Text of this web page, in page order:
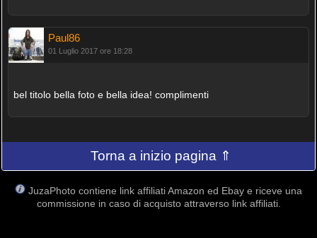
Paul86
01 Luglio 2017 ore 18:28
bel titolo bella foto e bella idea! complimenti
Torna a inizio pagina ⇑
JuzaPhoto contiene link affiliati Amazon ed Ebay e riceve una
commissione in caso di acquisto attraverso link affiliati.